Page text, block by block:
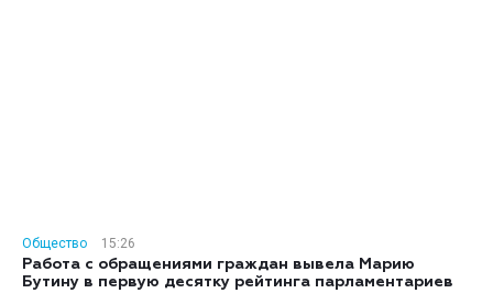
Общество
15:26
Работа с обращениями граждан вывела Марию
Бутину в первую десятку рейтинга парламентариев